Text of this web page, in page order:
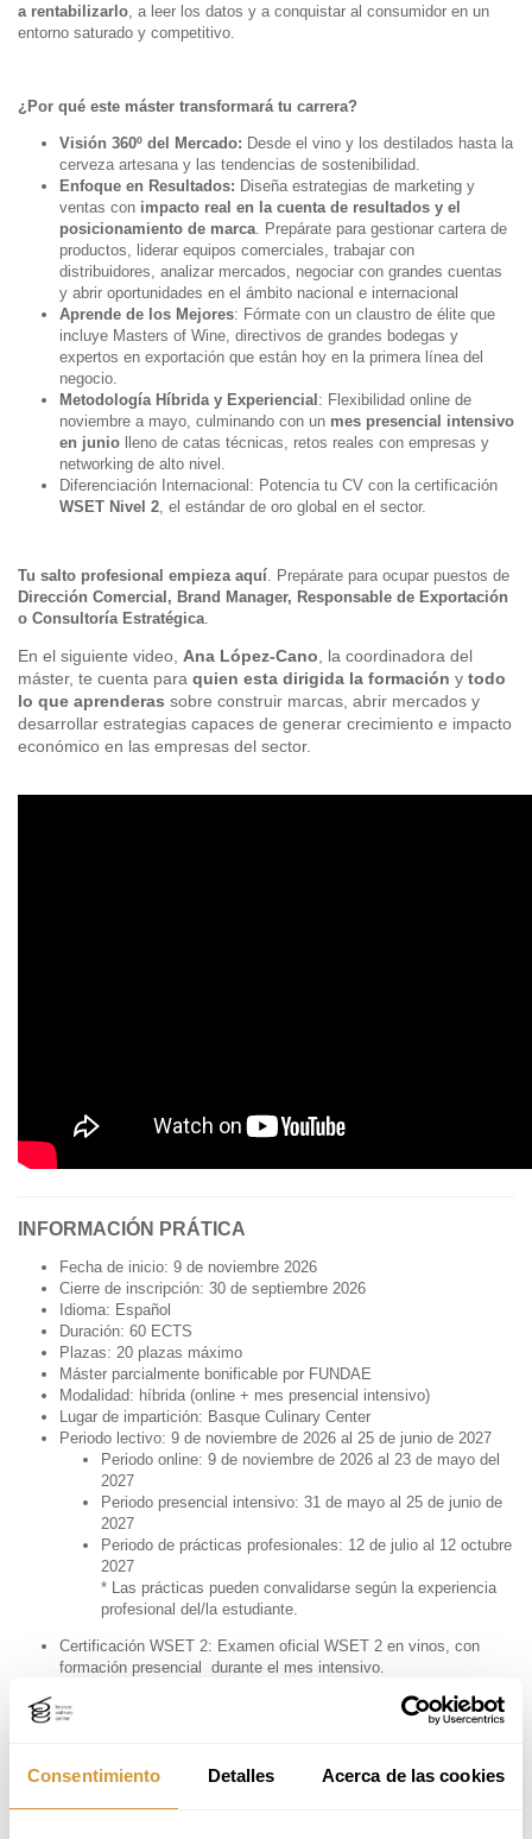
Consentimiento Detalles Acerca de las cookies
a rentabilizarlo , a leer los datos y a conquistar al consumidor en un
entorno saturado y competitivo.
¿Por qué este máster transformará tu carrera?
Visión 360º del Mercado: Desde el vino y los destilados hasta la
cerveza artesana y las tendencias de sostenibilidad.
Enfoque en Resultados: Diseña estrategias de marketing y
ventas con impacto real en la cuenta de resultados y el
posicionamiento de marca . Prepárate para gestionar cartera de
productos, liderar equipos comerciales, trabajar con
distribuidores, analizar mercados, negociar con grandes cuentas
y abrir oportunidades en el ámbito nacional e internacional
Aprende de los Mejores: Fórmate con un claustro de élite que
incluye Masters of Wine, directivos de grandes bodegas y
expertos en exportación que están hoy en la primera línea del
negocio.
Metodología Híbrida y Experiencial : Flexibilidad online de
noviembre a mayo, culminando con un mes presencial intensivo
en junio lleno de catas técnicas, retos reales con empresas y
networking de alto nivel.
Diferenciación Internacional: Potencia tu CV con la certificación
WSET Nivel 2 , el estándar de oro global en el sector.
Tu salto profesional empieza aquí . Prepárate para ocupar puestos de
Dirección Comercial, Brand Manager, Responsable de Exportación
o Consultoría Estratégica
En el siguiente video, Ana López-Cano , la coordinadora del
máster, te cuenta para quien esta dirigida la formación y todo
lo que aprenderas sobre construir marcas, abrir mercados y
desarrollar estrategias capaces de generar crecimiento e impacto
económico en las empresas del sector.
INFORMACIÓN PRÁTICA
Fecha de inicio: 9 de noviembre 2026
Cierre de inscripción: 30 de septiembre 2026
Idioma: Español
Duración: 60 ECTS
Plazas: 20 plazas máximo
Máster parcialmente bonificable por FUNDAE
Modalidad: híbrida (online + mes presencial intensivo)
Lugar de impartición: Basque Culinary Center
Periodo lectivo: 9 de noviembre de 2026 al 25 de junio de 2027
Periodo online: 9 de noviembre de 2026 al 23 de mayo del
2027
Periodo presencial intensivo: 31 de mayo al 25 de junio de
2027
Periodo de prácticas profesionales: 12 de julio al 12 octubre
2027
* Las prácticas pueden convalidarse según la experiencia
profesional del/la estudiante.
Certificación WSET 2: Examen oficial WSET 2 en vinos, con
formación presencial durante el mes intensivo.
Tipo de Título: Título de Formación Permanente de la Universidad
de Mondragón, impartido por Basque Culinary Center
Comercialización y Negocio del Vino y Bebidas y Certificación
oficial WSET® 2 en Vinos